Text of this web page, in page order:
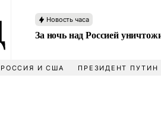
Новость часа
За ночь над Россией
РОССИЯ И США ПРЕЗИДЕНТ ПУТИН